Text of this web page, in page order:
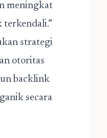
meningkat
strategi
otoritas
backlink
secara